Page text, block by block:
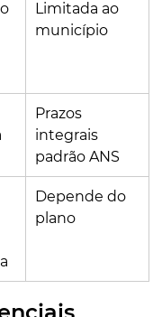
Limitada ao
município
Prazos
integrais
padrão ANS
Depende do
plano